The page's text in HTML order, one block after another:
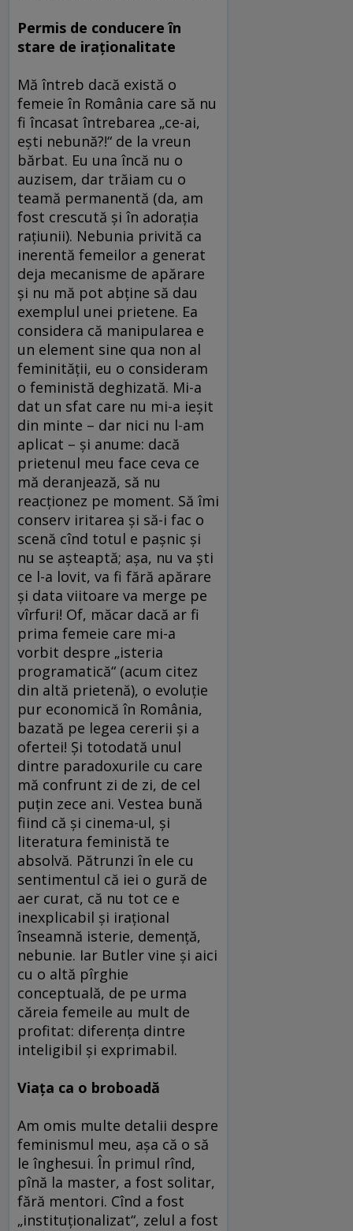
Permis de conducere în
stare de iraţionalitate
Mă întreb dacă există o
femeie în România care să nu
fi încasat întrebarea „ce-ai,
eşti nebună?!“ de la vreun
bărbat. Eu una încă nu o
auzisem, dar trăiam cu o
teamă permanentă (da, am
fost crescută şi în adoraţia
raţiunii). Nebunia privită ca
inerentă femeilor a generat
deja mecanisme de apărare
şi nu mă pot abţine să dau
exemplul unei prietene. Ea
considera că manipularea e
un element sine qua non al
feminităţii, eu o consideram
o feministă deghizată. Mi-a
dat un sfat care nu mi-a ieşit
din minte – dar nici nu l-am
aplicat – şi anume: dacă
prietenul meu face ceva ce
mă deranjează, să nu
reacţionez pe moment. Să îmi
conserv iritarea şi să-i fac o
scenă cînd totul e paşnic şi
nu se aşteaptă; aşa, nu va şti
ce l-a lovit, va fi fără apărare
şi data viitoare va merge pe
vîrfuri! Of, măcar dacă ar fi
prima femeie care mi-a
vorbit despre „isteria
programatică“ (acum citez
din altă prietenă), o evoluţie
pur economică în România,
bazată pe legea cererii şi a
ofertei! Şi totodată unul
dintre paradoxurile cu care
mă confrunt zi de zi, de cel
puţin zece ani. Vestea bună
fiind că şi cinema-ul, şi
literatura feministă te
absolvă. Pătrunzi în ele cu
sentimentul că iei o gură de
aer curat, că nu tot ce e
inexplicabil şi iraţional
înseamnă isterie, demenţă,
nebunie. Iar Butler vine şi aici
cu o altă pîrghie
conceptuală, de pe urma
căreia femeile au mult de
profitat: diferenţa dintre
inteligibil şi exprimabil.
Viaţa ca o broboadă
Am omis multe detalii despre
feminismul meu, aşa că o să
le înghesui. În primul rînd,
pînă la master, a fost solitar,
fără mentori. Cînd a fost
„instituţionalizat“, zelul a fost